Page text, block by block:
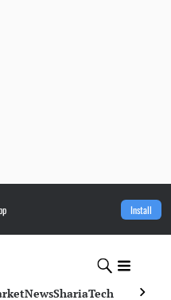
Install
NewsShariaTech